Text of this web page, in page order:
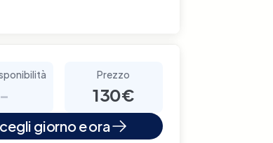
-
Prezzo
130€
giorno e ora